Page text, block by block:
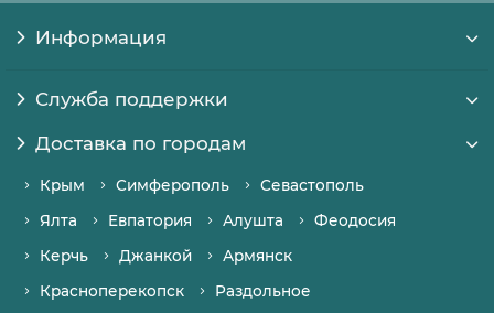
Информация
Служба поддержки
Доставка по городам
Крым Симферополь
Севастополь
Ялта
Евпатория Алушта
Феодосия
Керчь
Джанкой
Армянск
Красноперекопск
Раздольное